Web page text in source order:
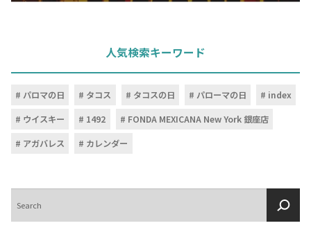
人気検索キーワード
パロマの日 タコス タコスの日 パローマの日
index
ウイスキー
1492
FONDA MEXICANA New York 銀座店
アガバレス
カレンダー
索